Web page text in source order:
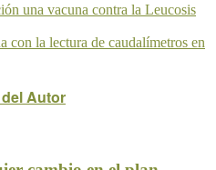
una vacuna contra la Leucosis
con la lectura de caudalímetros en
del Autor